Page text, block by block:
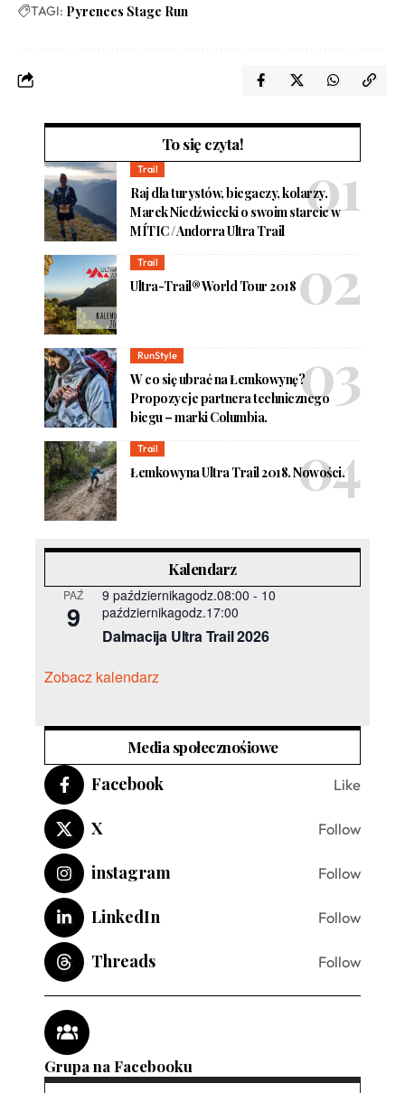
TAGI: Pyrenees Stage Run
To się czyta!
Trail
Raj dla turystów, biegaczy, kolarzy.
Marek Niedźwiecki o swoim starcie w
MÍTIC / Andorra Ultra Trail
Trail
Ultra-Trail® World Tour 2018
RunStyle
W co się ubrać na Łemkowynę?
Propozycje partnera technicznego
biegu – marki Columbia.
Trail
Łemkowyna Ultra Trail 2018. Nowości.
Kalendarz
PAŹ
9
9 październikagodz.08:00 - 10
październikagodz.17:00
Dalmacija Ultra Trail 2026
Zobacz kalendarz
Media społecznośiowe
Facebook Like
X Follow
instagram Follow
LinkedIn Follow
Threads Follow
Grupa na Facebooku